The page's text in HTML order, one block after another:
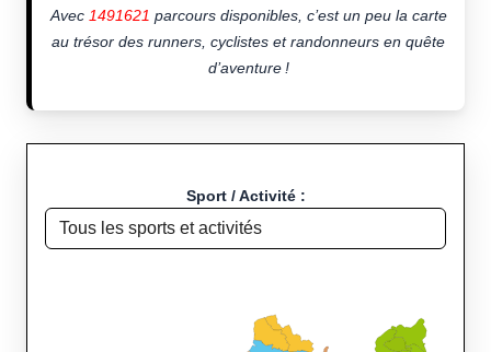
Avec 1491621 parcours disponibles, c’est un peu la carte
au trésor des runners, cyclistes et randonneurs en quête
d’aventure !
Sport / Activité :